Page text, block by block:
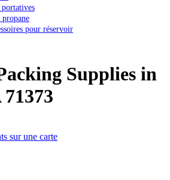
propane
pour réservoir
Supplies in
sur une carte